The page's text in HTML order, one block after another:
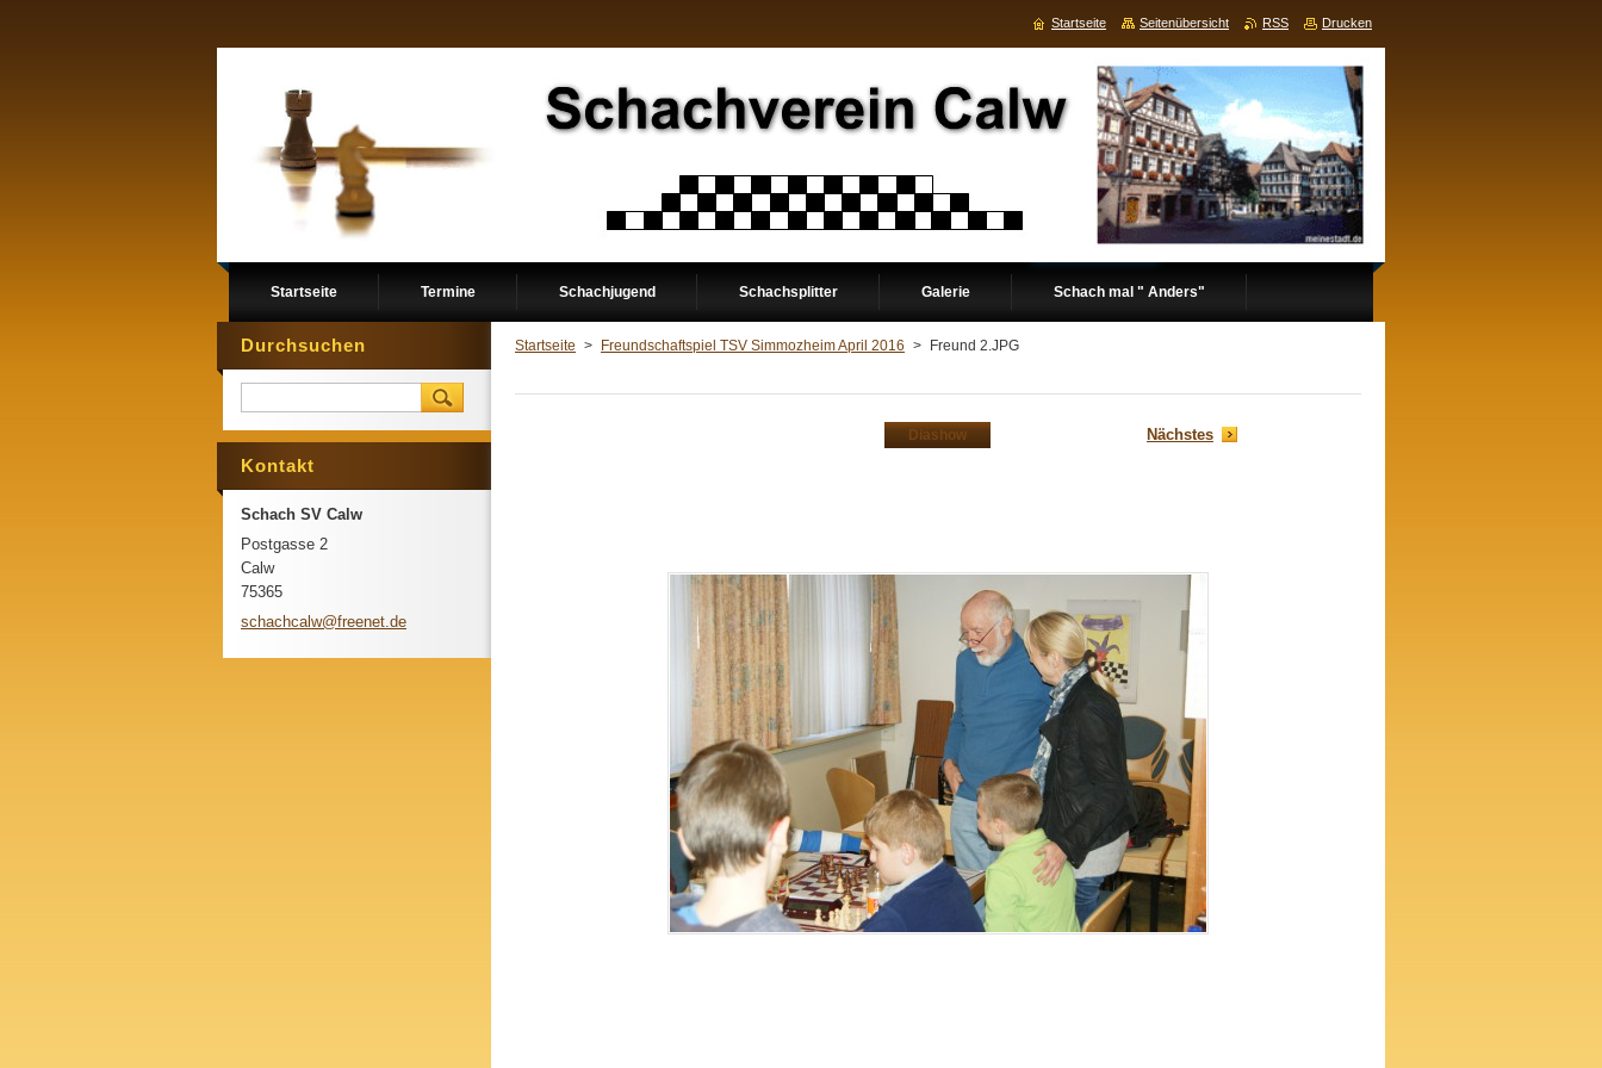
Startseite Termine Schachjugend Schachsplitter Galerie Schach mal " Anders"
Startseite > Freundschaftspiel TSV Simmozheim April 2016 > Freund 2.JPG
Diashow Nächstes
Durchsuchen
Kontakt
Schach SV Calw
Postgasse 2
Calw
75365
schachcalw@freenet.de
Startseite Seitenübersicht RSS Drucken